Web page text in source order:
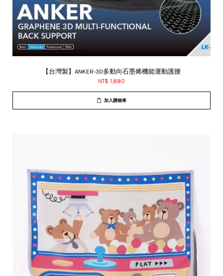
【台灣製】ANKER-3D多動向石墨烯機能運動護腰
NT$ 1,880
加入購物車